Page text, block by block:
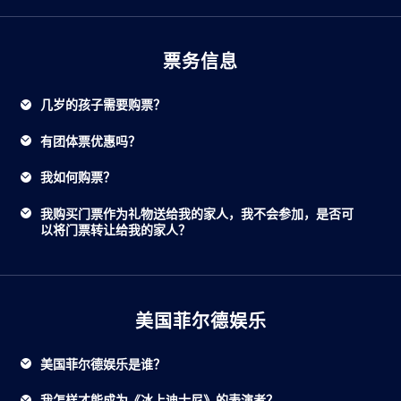
票务信息
几岁的孩子需要购票？
有团体票优惠吗？
我如何购票？
我购买门票作为礼物送给我的家人，我不会参加，是否可
以将门票转让给我的家人？
美国菲尔德娱乐
美国菲尔德娱乐是谁？